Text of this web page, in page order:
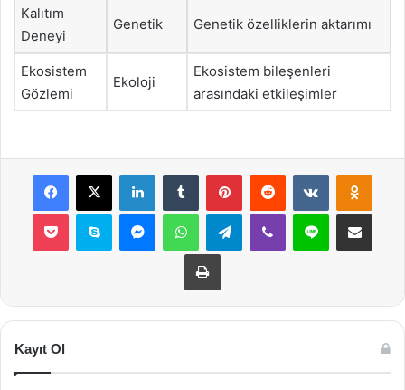
Kalıtım
Deneyi
Genetik Genetik özelliklerin aktarımı
Ekosistem
Gözlemi
Ekoloji
Ekosistem bileşenleri
arasındaki etkileşimler
Facebook
X LinkedInTumblr PinterestReddit VKontakte
Pocket Skype MessengerWhatsAppTelegramViber Line E-Posta ile
Yazdır
Kayıt Ol